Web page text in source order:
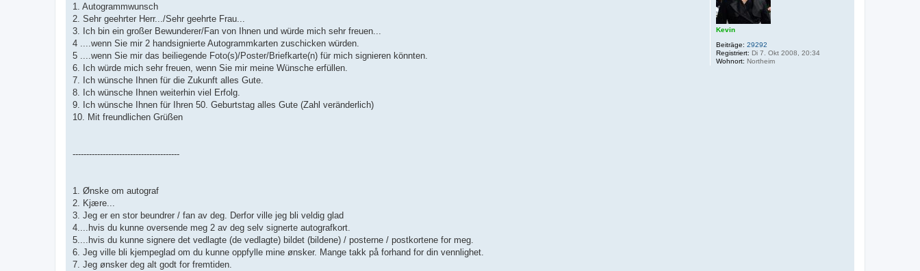
Kevin
Beiträge: 29292
Registriert: Di 7. Okt 2008, 20:34
Wohnort: Northeim
a
1. Autogrammwunsch
2. Sehr geehrter Herr.../Sehr geehrte Frau...
3. Ich bin ein großer Bewunderer/Fan von Ihnen und würde mich sehr freuen...
4 ....wenn Sie mir 2 handsignierte Autogrammkarten zuschicken würden.
5 ....wenn Sie mir das beiliegende Foto(s)/Poster/Briefkarte(n) für mich signieren könnten.
6. Ich würde mich sehr freuen, wenn Sie mir meine Wünsche erfüllen.
7. Ich wünsche Ihnen für die Zukunft alles Gute.
8. Ich wünsche Ihnen weiterhin viel Erfolg.
9. Ich wünsche Ihnen für Ihren 50. Geburtstag alles Gute (Zahl veränderlich)
10. Mit freundlichen Grüßen
---------------------------------------
1. Ønske om autograf
2. Kjære...
3. Jeg er en stor beundrer / fan av deg. Derfor ville jeg bli veldig glad
4....hvis du kunne oversende meg 2 av deg selv signerte autografkort.
5....hvis du kunne signere det vedlagte (de vedlagte) bildet (bildene) / posterne / postkortene for meg.
6. Jeg ville bli kjempeglad om du kunne oppfylle mine ønsker. Mange takk på forhand for din vennlighet.
7. Jeg ønsker deg alt godt for fremtiden.